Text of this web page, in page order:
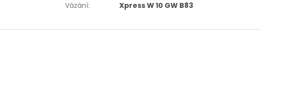
Vázání: Xpress W 10 GW B83